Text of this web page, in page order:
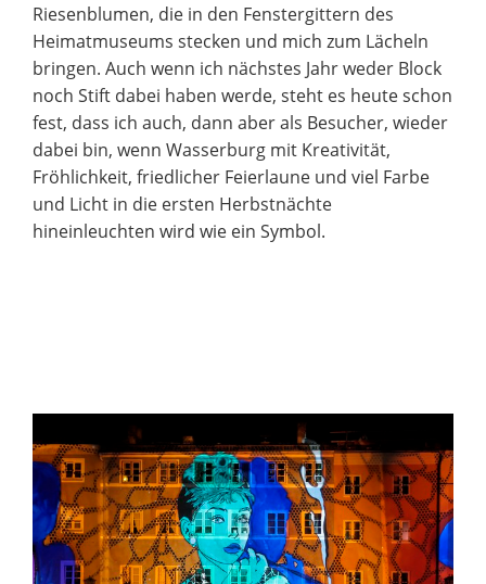
Riesenblumen, die in den Fenstergittern des
Heimatmuseums stecken und mich zum Lächeln
bringen. Auch wenn ich nächstes Jahr weder Block
noch Stift dabei haben werde, steht es heute schon
fest, dass ich auch, dann aber als Besucher, wieder
dabei bin, wenn Wasserburg mit Kreativität,
Fröhlichkeit, friedlicher Feierlaune und viel Farbe
und Licht in die ersten Herbstnächte
hineinleuchten wird wie ein Symbol.